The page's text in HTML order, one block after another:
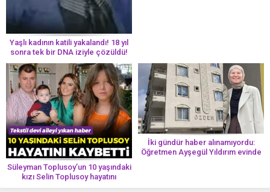
Yaşlı kadının katili yakalandı! 18 yıl
sonra tek bir DNA iziyle çözüldü!
Süleyman Toplusoy’un 10 yaşındaki
kızı Selin Toplusoy hayatını
kaybetti! ‘Ah dünya güzeli melek’
İki gündür haber alınamıyordu:
Öğretmen Ayşegül Yıldırım evinde